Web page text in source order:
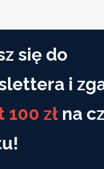
się do
i
100 zł na